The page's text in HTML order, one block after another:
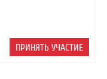
ПРИНЯТЬ УЧАСТИЕ